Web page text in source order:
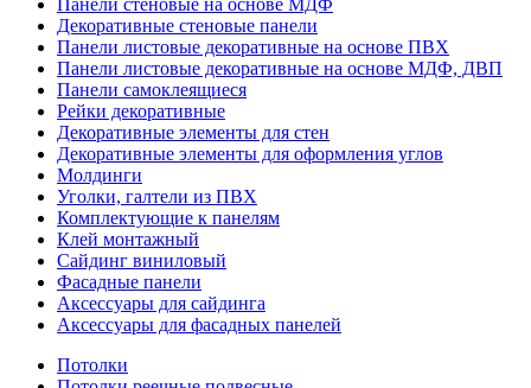
Панели стеновые на основе МДФ
Декоративные стеновые панели
Панели листовые декоративные на основе ПВХ
Панели листовые декоративные на основе МДФ, ДВП
Панели самоклеящиеся
Рейки декоративные
Декоративные элементы для стен
Декоративные элементы для оформления углов
Молдинги
Уголки, галтели из ПВХ
Комплектующие к панелям
Клей монтажный
Сайдинг виниловый
Фасадные панели
Аксессуары для сайдинга
Аксессуары для фасадных панелей
Потолки